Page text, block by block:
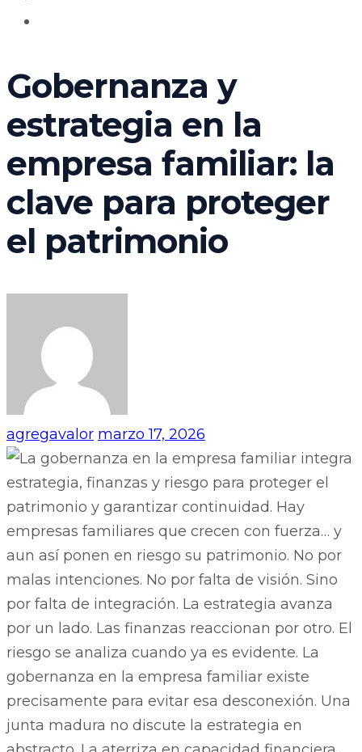
Gobernanza y
estrategia en la
empresa familiar: la
clave para proteger
el patrimonio
agregavalor marzo 17, 2026